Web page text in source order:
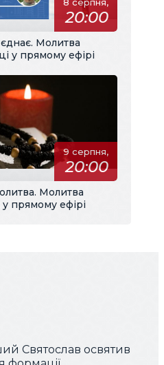
20:00
Молитва
у прямому ефірі
9 серпня,
20:00
Молитва
у прямому ефірі
Святослав освятив